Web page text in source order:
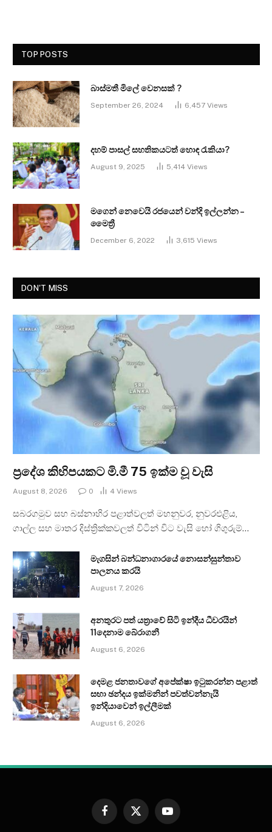
TOP POSTS
බාස්මතී මිලේ වෙනසක් ?
September 26, 2024 6,457 Views
දහම් පාසල් සහතිකයටත් හොඳ රැකියා?
August 9, 2025 5,414 Views
මගෙන් නෙවෙයි රජයෙන් වන්දි ඉල්ලන්න –
මෛත්‍රී
December 6, 2022 3,615 Views
DON'T MISS
ප්‍රදේශ කිහිපයකට මි.මී 75 ඉක්ම වූ වැසි
August 8, 2026 0 4 Views
සබරගමුව සහ බස්නාහිර පළාත්වලත් මහනුවර, නුවරඑළිය,
ගාල්ල සහ මාතර දිස්ත්‍රික්කවලත් විටින් විට වැසි හෝ ගිගුරුම්…
මැගසින් බන්ධනාගාරයේ නොසන්සුන්තාව
පාලනය කරයි
August 7, 2026
අනතුරට පත් යත්‍රාවේ සිටි ඉන්දීය ධීවරයින්
11දෙනාම බේරාගනී
August 6, 2026
දෙමළ ජනතාවගේ අපේක්ෂා ඉටුකරන්න පළාත්
සභා ඡන්දය ඉක්මනින් පවත්වන්නැයි
ඉන්දියාවෙන් ඉල්ලීමක්
August 6, 2026
Facebook
X
YouTube